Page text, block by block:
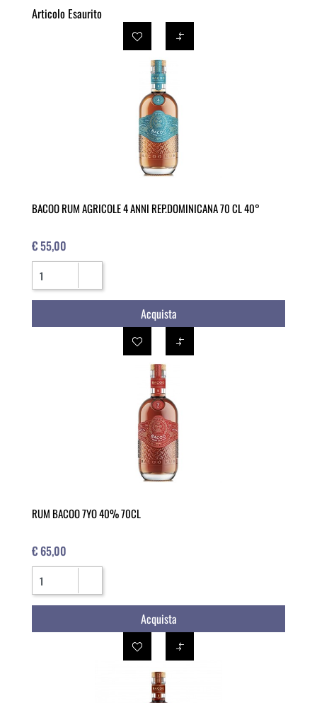
Articolo Esaurito
BACOO RUM AGRICOLE 4 ANNI REP.DOMINICANA 70 CL 40°
€ 55,00
Quantità
Acquista
RUM BACOO 7YO 40% 70CL
€ 65,00
Quantità
Acquista